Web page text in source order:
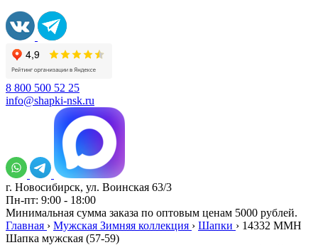
8 800 500 52 25
info@shapki-nsk.ru
г. Новосибирск, ул. Воинская 63/3
Пн-пт: 9:00 - 18:00
Минимальная сумма заказа по оптовым ценам 5000 рублей.
Главная › Мужская Зимняя коллекция › Шапки › 14332 MMH
Шапка мужская (57-59)